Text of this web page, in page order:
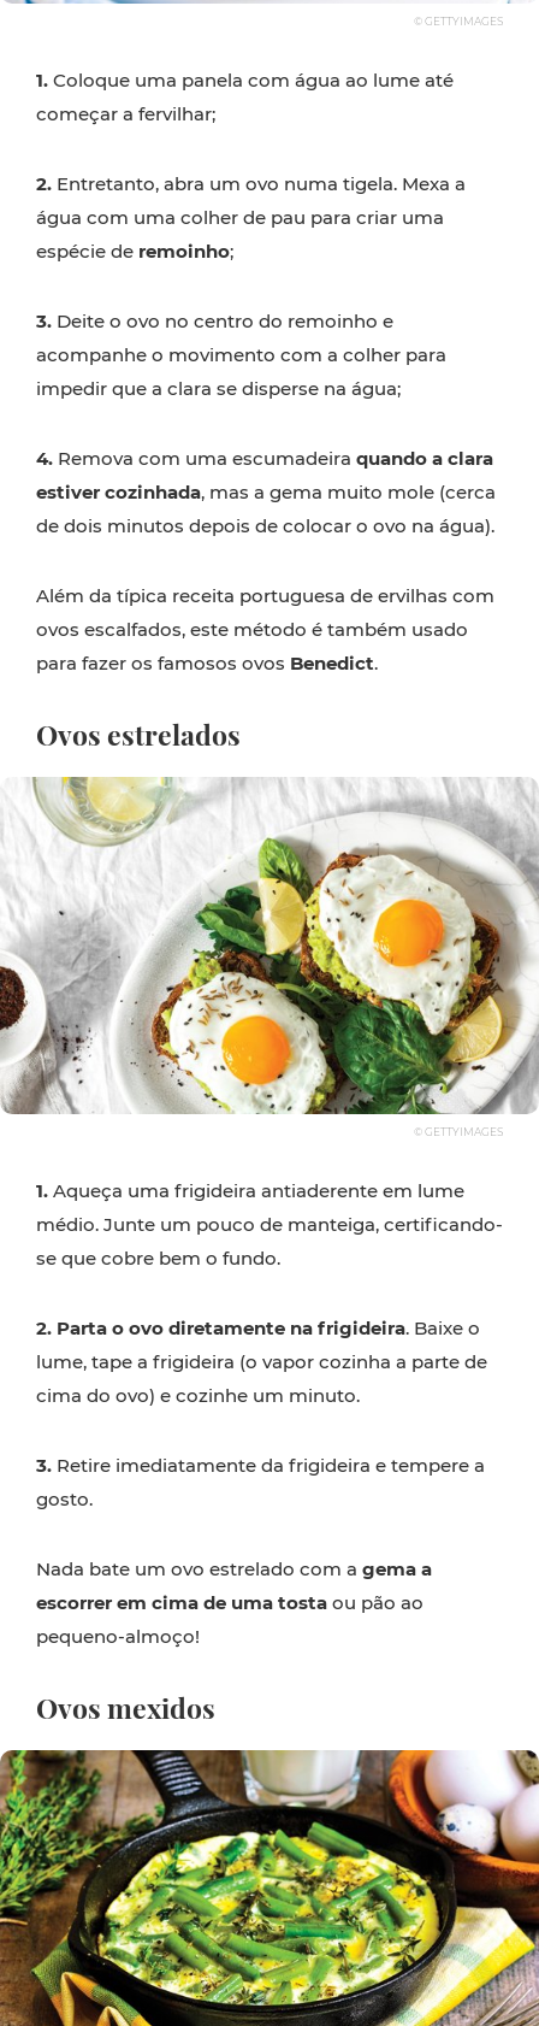
© GETTYIMAGES
1. Coloque uma panela com água ao lume até
começar a fervilhar;
2. Entretanto, abra um ovo numa tigela. Mexa a
água com uma colher de pau para criar uma
espécie de remoinho;
3. Deite o ovo no centro do remoinho e
acompanhe o movimento com a colher para
impedir que a clara se disperse na água;
4. Remova com uma escumadeira quando a clara
estiver cozinhada, mas a gema muito mole (cerca
de dois minutos depois de colocar o ovo na água).
Além da típica receita portuguesa de ervilhas com
ovos escalfados, este método é também usado
para fazer os famosos ovos Benedict.
Ovos estrelados
© GETTYIMAGES
1. Aqueça uma frigideira antiaderente em lume
médio. Junte um pouco de manteiga, certificando-
se que cobre bem o fundo.
2. Parta o ovo diretamente na frigideira. Baixe o
lume, tape a frigideira (o vapor cozinha a parte de
cima do ovo) e cozinhe um minuto.
3. Retire imediatamente da frigideira e tempere a
gosto.
Nada bate um ovo estrelado com a gema a
escorrer em cima de uma tosta ou pão ao
pequeno-almoço!
Ovos mexidos